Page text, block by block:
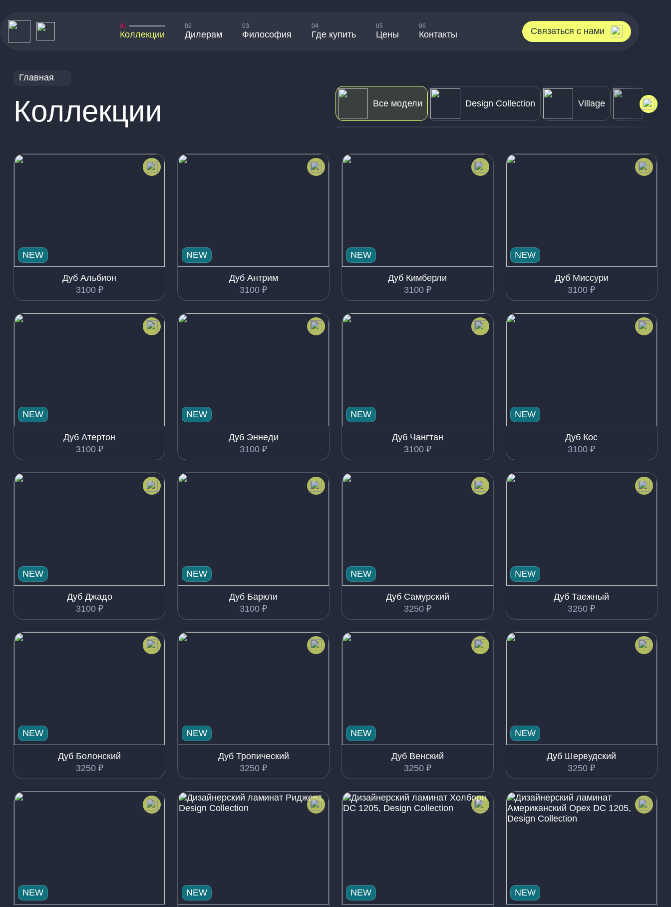
01
Коллекции
02
Дилерам
03
Философия
04
Где купить
05
Цены
06
Контакты Связаться с нами
Главная
Коллекции Все модели Design Collection Village Boho
NEW
Дуб Альбион
3100₽
NEW
Дуб Антрим
3100 ₽
NEW
Дуб Кимберли
3100₽
NEW
Дуб Миссури
3100 ₽
NEW
Дуб Атертон
3100₽
NEW
Дуб Эннеди
3100 ₽
NEW
Дуб Чангтан
3100₽
NEW
Дуб Кос
3100 ₽
NEW
Дуб Джадо
3100₽
NEW
Дуб Баркли
3100 ₽
NEW
Дуб Самурский
3250₽
NEW
Дуб Таежный
3250 ₽
NEW
Дуб Болонский
3250₽
NEW
Дуб Тропический
3250 ₽
NEW
Дуб Венский
3250₽
NEW
Дуб Шервудский
3250 ₽
NEW NEW NEW NEW